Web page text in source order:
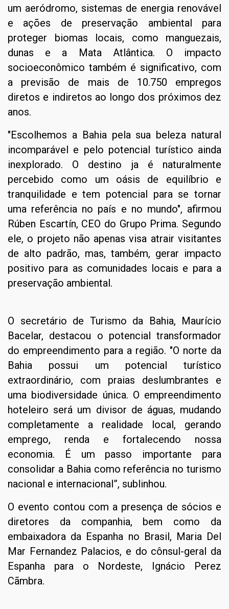
um aeródromo, sistemas de energia renovável
e ações de preservação ambiental para
proteger biomas locais, como manguezais,
dunas e a Mata Atlântica. O impacto
socioeconômico também é significativo, com
a previsão de mais de 10.750 empregos
diretos e indiretos ao longo dos próximos dez
anos.
"Escolhemos a Bahia pela sua beleza natural
incomparável e pelo potencial turístico ainda
inexplorado. O destino ja é naturalmente
percebido como um oásis de equilíbrio e
tranquilidade e tem potencial para se tornar
uma referência no país e no mundo", afirmou
Rúben Escartín, CEO do Grupo Prima. Segundo
ele, o projeto não apenas visa atrair visitantes
de alto padrão, mas, também, gerar impacto
positivo para as comunidades locais e para a
preservação ambiental.
O secretário de Turismo da Bahia, Maurício
Bacelar, destacou o potencial transformador
do empreendimento para a região. "O norte da
Bahia possui um potencial turístico
extraordinário, com praias deslumbrantes e
uma biodiversidade única. O empreendimento
hoteleiro será um divisor de águas, mudando
completamente a realidade local, gerando
emprego, renda e fortalecendo nossa
economia. É um passo importante para
consolidar a Bahia como referência no turismo
nacional e internacional”, sublinhou.
O evento contou com a presença de sócios e
diretores da companhia, bem como da
embaixadora da Espanha no Brasil, Maria Del
Mar Fernandez Palacios, e do cônsul-geral da
Espanha para o Nordeste, Ignácio Perez
Cãmbra.